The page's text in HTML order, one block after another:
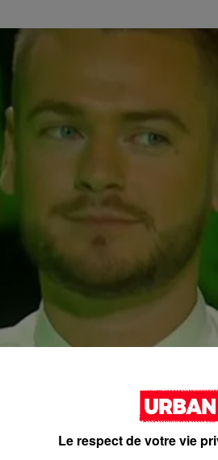
Le respect de votre vie